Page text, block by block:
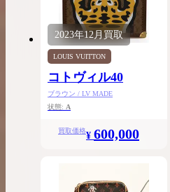
2023年12月買取
LOUIS VUITTON
コトヴィル40
ブラウン / LV MADE
状態: A
買取価格¥ 600,000